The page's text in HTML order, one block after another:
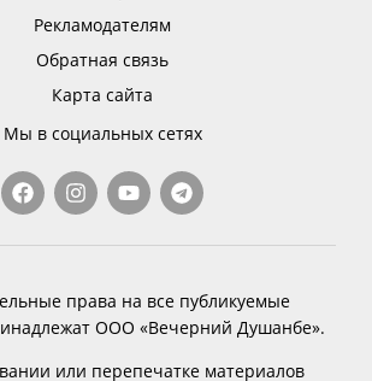
Рекламодателям
Обратная связь
Карта сайта
Мы в социальных сетях
права на все публикуемые
ООО «Вечерний Душанбе».
или перепечатке материалов